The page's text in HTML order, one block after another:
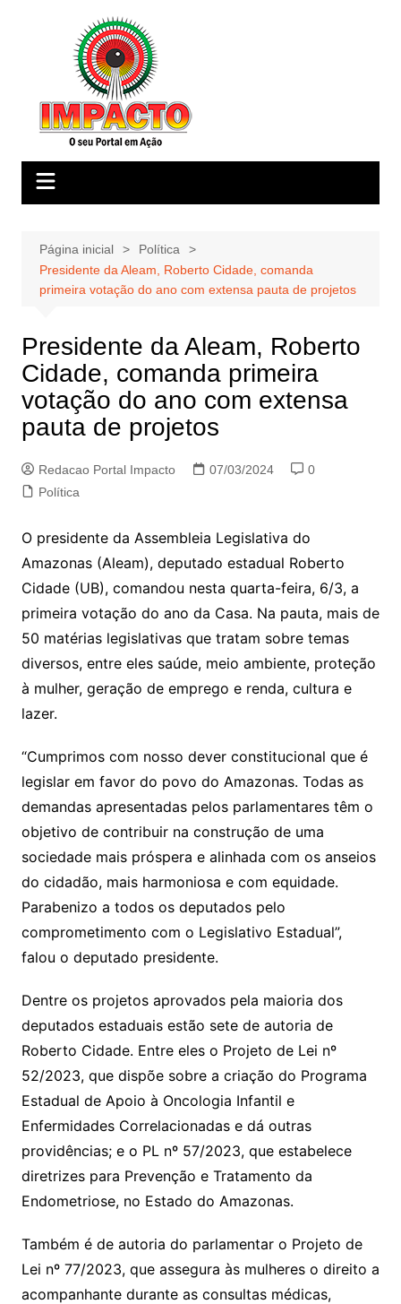
Página inicial
Política
Presidente da Aleam, Roberto Cidade, comanda
primeira votação do ano com extensa pauta de projetos
Presidente da Aleam, Roberto
Cidade, comanda primeira
votação do ano com extensa
pauta de projetos
Redacao Portal Impacto 07/03/2024
0
Política
O presidente da Assembleia Legislativa do
Amazonas (Aleam), deputado estadual Roberto
Cidade (UB), comandou nesta quarta-feira, 6/3, a
primeira votação do ano da Casa. Na pauta, mais de
50 matérias legislativas que tratam sobre temas
diversos, entre eles saúde, meio ambiente, proteção
à mulher, geração de emprego e renda, cultura e
lazer.
“Cumprimos com nosso dever constitucional que é
legislar em favor do povo do Amazonas. Todas as
demandas apresentadas pelos parlamentares têm o
objetivo de contribuir na construção de uma
sociedade mais próspera e alinhada com os anseios
do cidadão, mais harmoniosa e com equidade.
Parabenizo a todos os deputados pelo
comprometimento com o Legislativo Estadual”,
falou o deputado presidente.
Dentre os projetos aprovados pela maioria dos
deputados estaduais estão sete de autoria de
Roberto Cidade. Entre eles o Projeto de Lei nº
52/2023, que dispõe sobre a criação do Programa
Estadual de Apoio à Oncologia Infantil e
Enfermidades Correlacionadas e dá outras
providências; e o PL nº 57/2023, que estabelece
diretrizes para Prevenção e Tratamento da
Endometriose, no Estado do Amazonas.
Também é de autoria do parlamentar o Projeto de
Lei nº 77/2023, que assegura às mulheres o direito a
acompanhante durante as consultas médicas,